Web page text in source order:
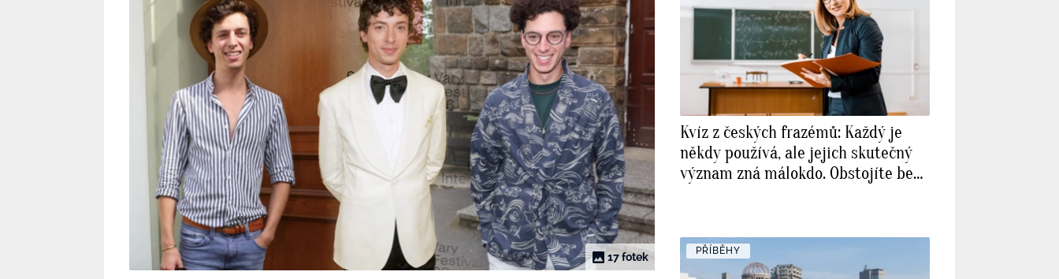
17 fotek
Kvíz z českých frazémů: Každý je
někdy používá, ale jejich skutečný
význam zná málokdo. Obstojíte bez
PŘÍBĚHY